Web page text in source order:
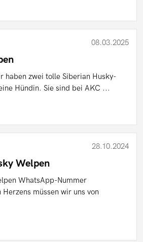
08.03.2025
haben zwei tolle Siberian Husky-
Hündin. Sie sind bei AKC ...
28.10.2024
Welpen
WhatsApp-Nummer
Herzens müssen wir uns von